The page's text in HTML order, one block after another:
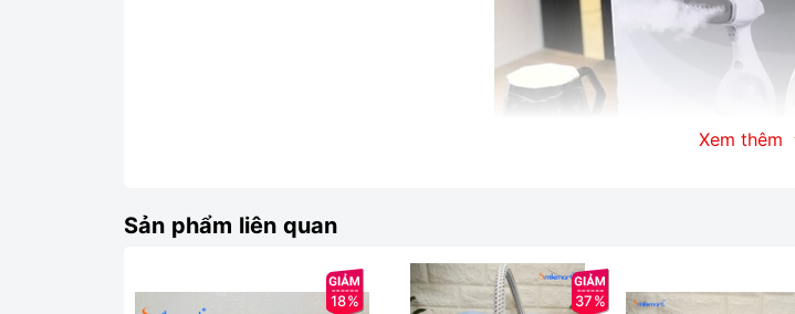
Xem thêm
Sản phẩm liên quan
18% 37%